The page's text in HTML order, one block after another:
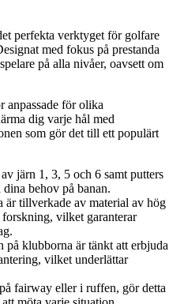
perfekta verktyget för golfare
med fokus på prestanda
på alla nivåer, oavsett om
anpassade för olika
dig varje hål med
som gör det till ett populärt
järn 1, 3, 5 och 6 samt putters
behov på banan.
är tillverkade av material av hög
vilket garanterar
på klubborna är tänkt att erbjuda
vilket underlättar
fairway eller i ruffen, gör detta